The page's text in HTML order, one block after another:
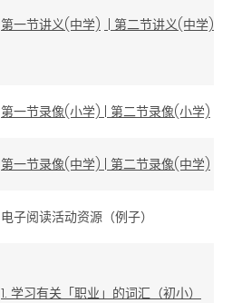
第一节讲义(中学) | 第二节讲义(中学)
第一节录像(小学) | 第二节录像(小学)
第一节录像(中学) | 第二节录像(中学)
电子阅读活动资源（例子）
1. 学习有关「职业」的词汇（初小）